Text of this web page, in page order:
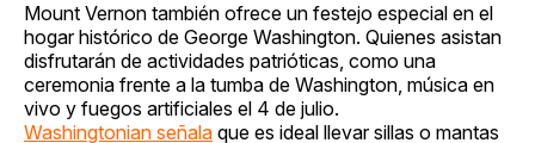
Mount Vernon también ofrece un festejo especial en el
hogar histórico de George Washington. Quienes asistan
disfrutarán de actividades patrióticas, como una
ceremonia frente a la tumba de Washington, música en
vivo y fuegos artificiales el 4 de julio.
Washingtonian señala que es ideal llevar sillas o mantas